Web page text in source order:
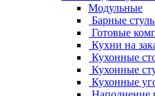
Модульные
Барные
Готовые
Кухни на
Кухонные
Кухонные
Кухонные